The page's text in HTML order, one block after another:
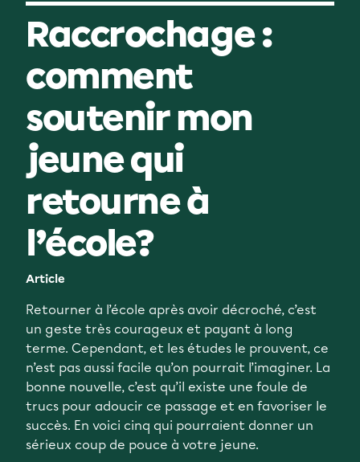
Raccrochage :
comment
soutenir mon
jeune qui
retourne à
l’école?
Article
Retourner à l’école après avoir décroché, c’est
un geste très courageux et payant à long
terme. Cependant, et les études le prouvent, ce
n’est pas aussi facile qu’on pourrait l’imaginer. La
bonne nouvelle, c’est qu’il existe une foule de
trucs pour adoucir ce passage et en favoriser le
succès. En voici cinq qui pourraient donner un
sérieux coup de pouce à votre jeune.